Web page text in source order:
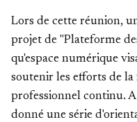
Lors de cette réunion,
projet de "Plateforme
qu'espace numérique
soutenir les efforts de
professionnel continu.
donné une série